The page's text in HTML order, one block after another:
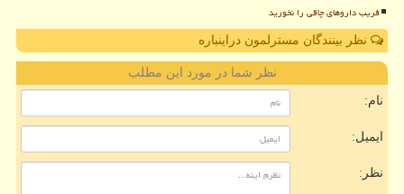
فریب داروهای چاقی را نخورید
نظر بینندگان مسترلمون دراینباره
نظر شما در مورد این مطلب
نام:
ایمیل:
نظر: